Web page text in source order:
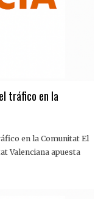
tráfico en la
en la Comunitat El
Valenciana apuesta